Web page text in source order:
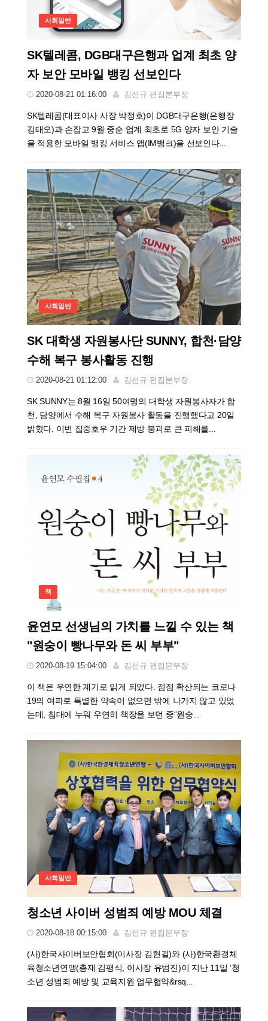
사회일반
SK텔레콤, DGB대구은행과 업계 최초 양
자 보안 모바일 뱅킹 선보인다
2020-08-21 01:16:00 김선규 편집본부장
SK텔레콤(대표이사 사장 박정호)이 DGB대구은행(은행장
김태오)과 손잡고 9월 중순 업계 최초로 5G 양자 보안 기술
을 적용한 모바일 뱅킹 서비스 앱(IM뱅크)을 선보인다...
사회일반
SK 대학생 자원봉사단 SUNNY, 합천·담양
수해 복구 봉사활동 진행
2020-08-21 01:12:00 김선규 편집본부장
SK SUNNY는 8월 16일 50여명의 대학생 자원봉사자가 합
천, 담양에서 수해 복구 자원봉사 활동을 진행했다고 20일
밝혔다. 이번 집중호우 기간 제방 붕괴로 큰 피해를...
책
윤연모 선생님의 가치를 느낄 수 있는 책
"원숭이 빵나무와 돈 씨 부부"
2020-08-19 15:04:00 김선규 편집본부장
이 책은 우연한 계기로 읽게 되었다. 점점 확산되는 코로나
19의 여파로 특별한 약속이 없으면 밖에 나가지 않고 있었
는데, 침대에 누워 우연히 책장을 보던 중“원숭...
사회일반
청소년 사이버 성범죄 예방 MOU 체결
2020-08-18 00:15:00 김선규 편집본부장
(사)한국사이버보안협회(이사장 김현걸)와 (사)한국환경체
육청소년연맹(총재 김평식, 이사장 유범진)이 지난 11일 ‘청
소년 성범죄 예방 및 교육지원 업무협약&rsq...